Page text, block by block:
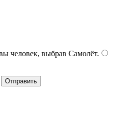
человек, выбрав Самолёт.